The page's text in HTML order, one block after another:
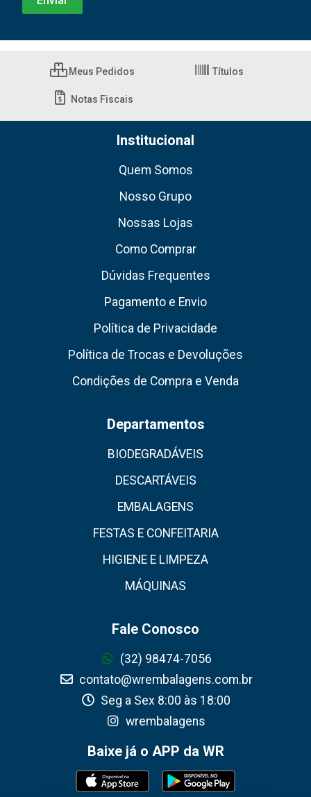
Meus Pedidos Títulos
Notas Fiscais
Institucional
Quem Somos
Nosso Grupo
Nossas Lojas
Como Comprar
Dúvidas Frequentes
Pagamento e Envio
Política de Privacidade
Política de Trocas e Devoluções
Condições de Compra e Venda
Departamentos
BIODEGRADÁVEIS
DESCARTÁVEIS
EMBALAGENS
FESTAS E CONFEITARIA
HIGIENE E LIMPEZA
MÁQUINAS
Fale Conosco
(32) 98474-7056
contato@wrembalagens.com.br
Seg a Sex 8:00 às 18:00
wrembalagens
Baixe já o APP da WR